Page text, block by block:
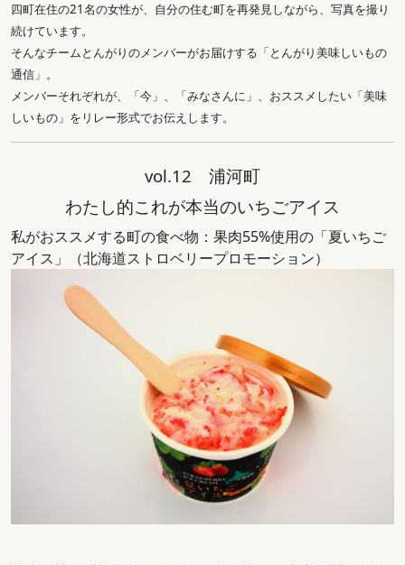
四町在住の21名の女性が、自分の住む町を再発見しながら、写真を撮り
続けています。
そんなチームとんがりのメンバーがお届けする「とんがり美味しいもの
通信」。
メンバーそれぞれが、「今」、「みなさんに」、おススメしたい「美味
しいもの」をリレー形式でお伝えします。
vol.12 浦河町
わたし的これが本当のいちごアイス
私がおススメする町の食べ物：果肉55%使用の「夏いちご
アイス」（北海道ストロベリープロモーション）